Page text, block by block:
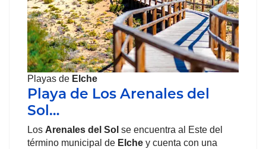
Playas de Elche
Playa de Los Arenales del
Sol…
Los Arenales del Sol se encuentra al Este del
término municipal de Elche y cuenta con una